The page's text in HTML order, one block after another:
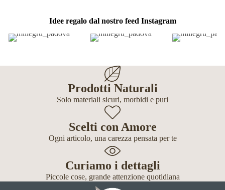
Idee regalo dal nostro feed Instagram
Prodotti Naturali
Solo materiali sicuri, morbidi e puri
Scelti con Amore
Ogni articolo, una carezza pensata per te
Curiamo i dettagli
Piccole cose, grande attenzione quotidiana